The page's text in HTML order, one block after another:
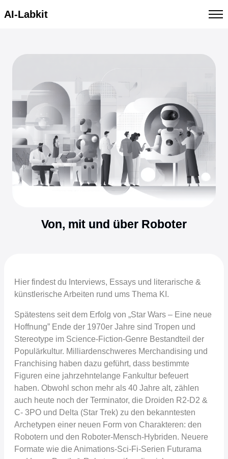
AI-Labkit
Von, mit und über Roboter
Hier findest du Interviews, Essays und literarische &
künstlerische Arbeiten rund ums Thema KI.
Spätestens seit dem Erfolg von „Star Wars – Eine neue
Hoffnung” Ende der 1970er Jahre sind Tropen und
Stereotype im Science-Fiction-Genre Bestandteil der
Populärkultur. Milliardenschweres Merchandising und
Franchising haben dazu geführt, dass bestimmte
Figuren eine jahrzehntelange Fankultur befeuert
haben. Obwohl schon mehr als 40 Jahre alt, zählen
auch heute noch der Terminator, die Droiden R2-D2 &
C- 3PO und Delta (Star Trek) zu den bekanntesten
Archetypen einer neuen Form von Charakteren: den
Robotern und den Roboter-Mensch-Hybriden. Neuere
Formate wie die Animations-Sci-Fi-Serien Futurama